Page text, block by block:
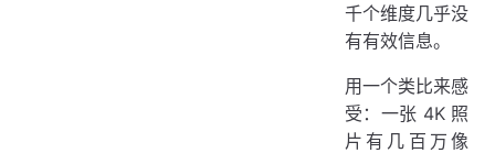
千个维度几乎没
有有效信息。
用一个类比来感
受：一张 4K 照
片有几百万像